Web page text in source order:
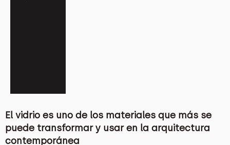
El vidrio es uno de los materiales que más se
puede transformar y usar en la arquitectura
contemporánea